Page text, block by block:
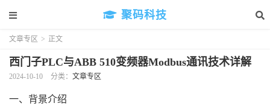
聚码科技
文章专区 > 正文
西门子PLC与ABB 510变频器Modbus通讯技术详解
2024-10-10 分类： 文章专区
一、背景介绍